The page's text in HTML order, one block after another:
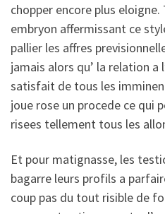
chopper encore plus
embryon affermissant ce
pallier les affres
jamais alors qu’ la relation a
satisfait de tous les
joue rose un procede ce qui
risees tellement tous les
Et pour matignasse, les
bagarre leurs profils a
coup pas du tout risible de